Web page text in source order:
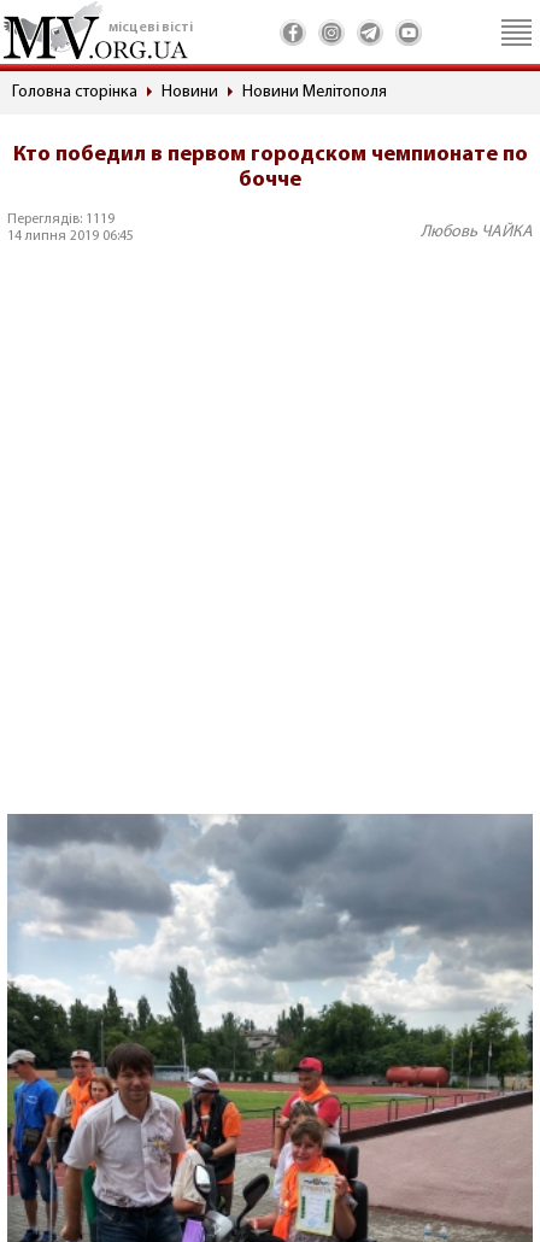
місцеві вісті
Головна сторінка Новини Новини Мелітополя
Кто победил в первом городском чемпионате по
бочче
Переглядів: 1119
14 липня 2019 06:45
Любовь ЧАЙКА